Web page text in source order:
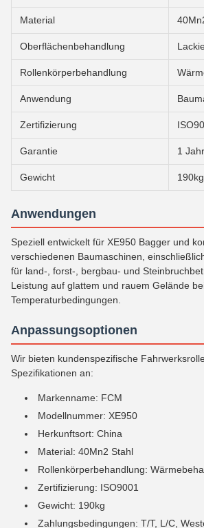
Material
Oberflächenbehandlung
Rollenkörperbehandlung
Anwendung
Zertifizierung
Garantie 1 Jahr
Gewicht 190kg
Anwendungen
Speziell entwickelt für XE950 Bagger und
verschiedenen Baumaschinen,
für land-, forst-, bergbau- und
Leistung auf glattem und rauem Gelände
Temperaturbedingungen.
Anpassungsoptionen
Wir bieten kundenspezifische
Spezifikationen an:
Markenname: FCM
Modellnummer: XE950
Herkunftsort: China
Material: 40Mn2 Stahl
Rollenkörperbehandlung:
Zertifizierung: ISO9001
Gewicht: 190kg
Zahlungsbedingungen: T/T, L/C,